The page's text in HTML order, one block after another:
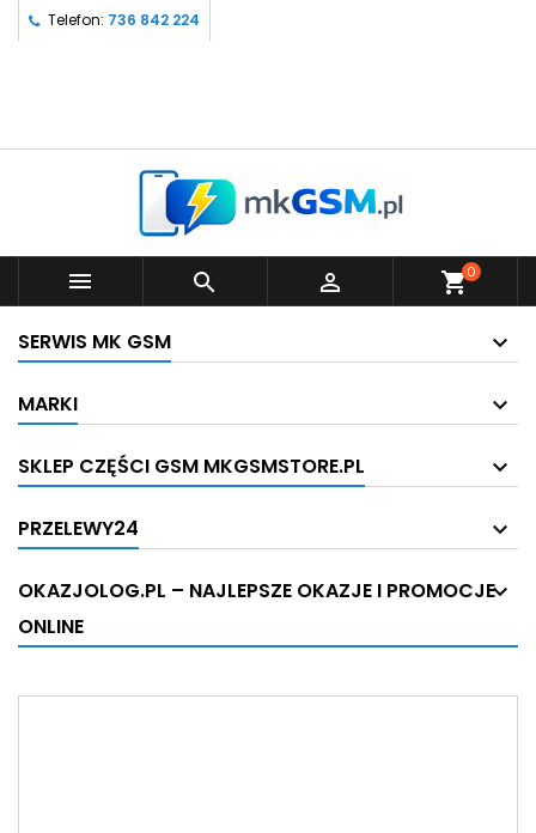
Telefon: 736 842 224
   shopping_cart0
SERWIS MK GSM
MARKI
SKLEP CZĘŚCI GSM MKGSMSTORE.PL
PRZELEWY24
OKAZJOLOG.PL – NAJLEPSZE OKAZJE I PROMOCJE
ONLINE